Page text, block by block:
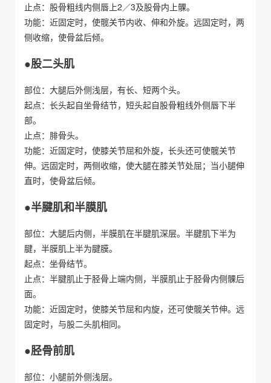
止点：股骨粗线内侧唇上2／3及股骨内上髁。
功能：近固定时，使髋关节内收、伸和外旋。远固定时，两
侧收缩，使骨盆后倾。
●股二头肌
部位：大腿后外侧浅层，有长、短两个头。
起点：长头起自坐骨结节，短头起自股骨粗线外侧唇下半
部。
止点：腓骨头。
功能：近固定时，使膝关节屈和外旋，长头还可使髋关节
伸。远固定时，两侧收缩，使大腿在膝关节处屈；当小腿伸
直时，使骨盆后倾。
●半腱肌和半膜肌
部位：大腿后内侧，半膜肌在半腱肌深层。半腱肌下半为
腱，半膜肌上半为腱膜。
起点：坐骨结节。
止点：半腱肌止于胫骨上端内侧，半膜肌止于胫骨内侧髁后
面。
功能：近固定时，使膝关节屈和内旋，还可使髋关节伸。远
固定时，与股二头肌相同。
●胫骨前肌
部位：小腿前外侧浅层。